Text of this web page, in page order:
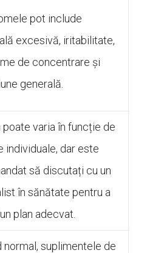
pot include
excesivă, iritabilitate,
de concentrare și
generală.
poate varia în funcție de
individuale, dar este
să discutați cu un
în sănătate pentru a
plan adecvat.
normal, suplimentele de